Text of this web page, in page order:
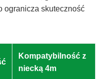
ogranicza skuteczność
Kompatybilność z
niecką 4m